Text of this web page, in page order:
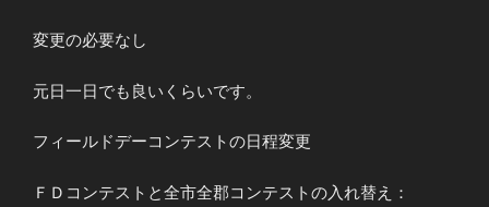
変更の必要なし
元日一日でも良いくらいです。
フィールドデーコンテストの日程変更
ＦＤコンテストと全市全郡コンテストの入れ替え：